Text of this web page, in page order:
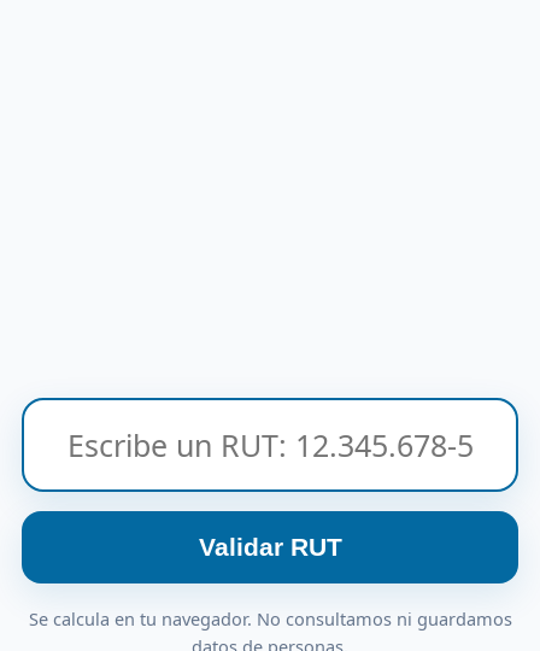
Validar RUT
Se calcula en tu navegador. No consultamos ni guardamos
datos de personas.